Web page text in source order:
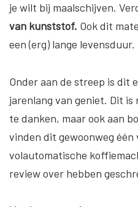
je wilt bij maalschijven.
van kunststof. Ook dit
een (erg) lange levensduur.
Onder aan de streep is dit
jarenlang van geniet. Dit
te danken, maar ook aan
vinden dit gewoonweg één
volautomatische
review over hebben